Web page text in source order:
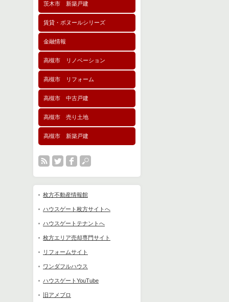
茨木市 新築戸建
賃貸・ボヌールシリーズ
金融情報
高槻市 リノベーション
高槻市 リフォーム
高槻市 中古戸建
高槻市 売り土地
高槻市 新築戸建
枚方不動産情報館
ハウスゲート枚方サイトへ
ハウスゲートテナントへ
枚方エリア売却専門サイト
リフォームサイト
ワンダフルハウス
ハウスゲートYouTube
旧アメブロ